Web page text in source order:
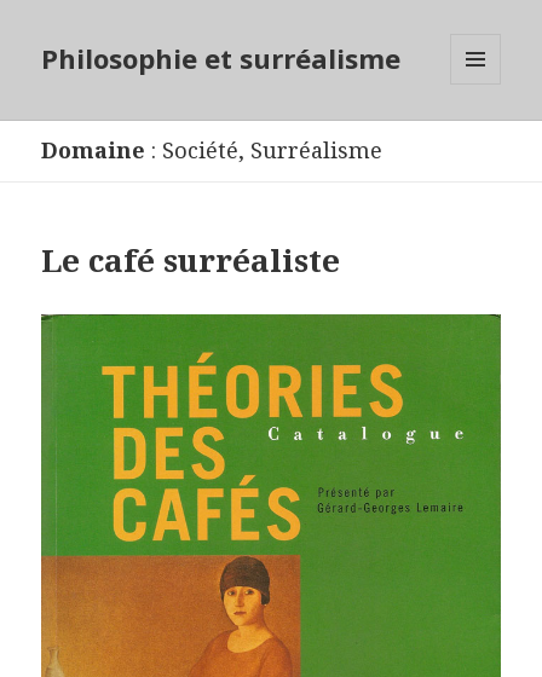
Philosophie et surréalisme
Domaine : Société, Surréalisme
Le café surréaliste